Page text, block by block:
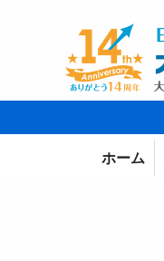
ホーム